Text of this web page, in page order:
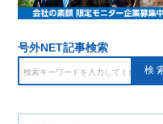
号外NET記事検索